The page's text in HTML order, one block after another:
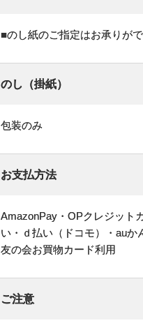
■のし紙のご指定はお承りが
のし（掛紙）
包装のみ
お支払方法
AmazonPay・OPクレジット
い・ｄ払い（ドコモ）・au
友の会お買物カード利用
ご注意